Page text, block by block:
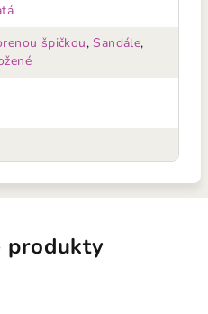
špičkou,Sandále,
produkty